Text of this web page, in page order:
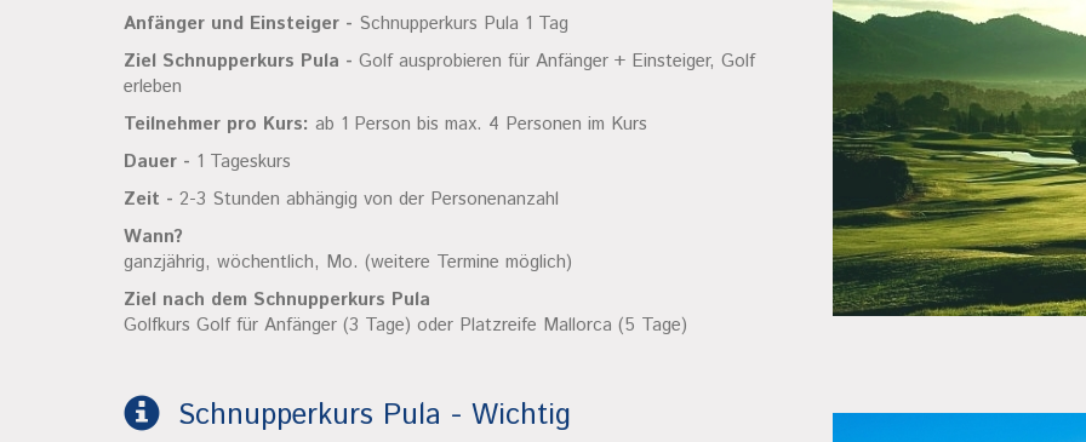
Anfänger und Einsteiger - Schnupperkurs Pula 1 Tag
Ziel Schnupperkurs Pula - Golf ausprobieren für Anfänger + Einsteiger, Golf
erleben
Teilnehmer pro Kurs: ab 1 Person bis max. 4 Personen im Kurs
Dauer - 1 Tageskurs
Zeit - 2-3 Stunden abhängig von der Personenanzahl
Wann?
ganzjährig, wöchentlich, Mo. (weitere Termine möglich)
Ziel nach dem Schnupperkurs Pula
Golfkurs Golf für Anfänger (3 Tage) oder Platzreife Mallorca (5 Tage)
Schnupperkurs Pula - Wichtig